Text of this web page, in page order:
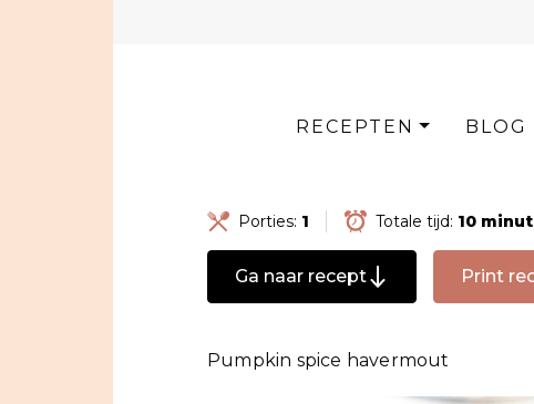
RECEPTEN BLOG
Porties: 1 Totale tijd: 10
Ga naar recept Print
Pumpkin spice havermout